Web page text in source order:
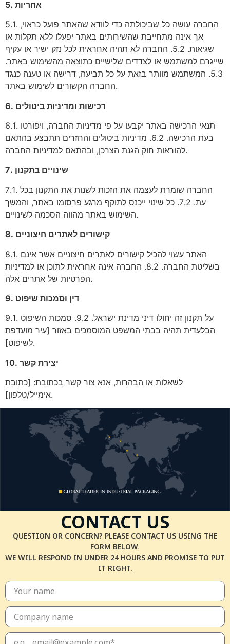
5. אחריות
5.1. החברה עושה כל שביכולתה כדי לוודא שהאתר פועל כראוי,
אך אינה מתחייבת שהשירותים באתר יפעלו ללא תקלות או
שגיאות. 5.2. החברה לא תהיה אחראית לכל נזק ישיר או עקיף
שייגרם למשתמש או לצדדים שלישיים כתוצאה מהשימוש באתר.
5.3. המשתמש מוותר בזאת על כל תביעה, דרישה או טענה כנגד
החברה הקשורים לשימוש באתר.
6. רכישות ומדיניות ביטולים
6.1. תנאי הרכישה באתר יקבעו על פי מדיניות החברה, ויפורטו
בעת הרכישה. 6.2. מדיניות ביטולים והחזרים תתבצע בהתאם
להוראות חוק הגנת הצרכן, ובהתאם למדיניות החברה.
7. שינויים בתקנון
7.1. החברה שומרת לעצמה את הזכות לשנות את התקנון בכל
עת. 7.2. כל שינוי ייכנס לתוקף מרגע פרסומו באתר, והמשך
השימוש באתר מהווה הסכמה לשינויים.
8. קישורים לאתרים חיצוניים
8.1. האתר עשוי להכיל קישורים לאתרים חיצוניים אשר אינם
בשליטת החברה. 8.2. החברה אינה אחראית לתוכן או למדיניות
הפרטיות של אתרים אלה.
9. דין וסמכות שיפוט
9.1. על תקנון זה יחולו דיני מדינת ישראל. 9.2. סמכות השיפוט
הבלעדית תהיה בבתי המשפט המוסמכים באזור [עיר מועדפת
לשיפוט].
10. יצירת קשר
לשאלות או הבהרות, אנא צור קשר בכתובת: [כתובת
אימייל/טלפון].
CONTACT US
QUESTION OR CONCERN? PLEASE CONTACT US USING THE
FORM BELOW.
WE WILL RESPOND IN UNDER 24 HOURS AND PROMISE TO PUT
IT RIGHT.